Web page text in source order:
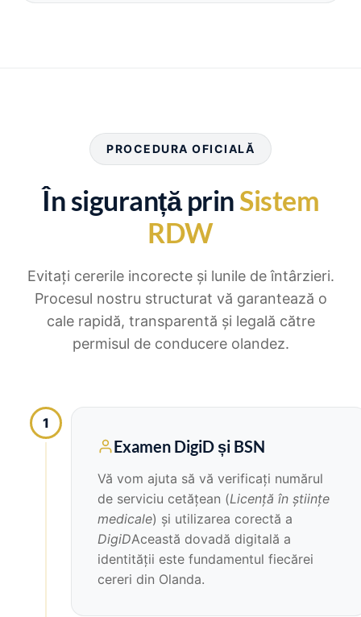
PROCEDURA OFICIALĂ
În siguranță prinSistem
RDW
Evitați cererile incorecte și lunile de întârzieri.
Procesul nostru structurat vă garantează o
cale rapidă, transparentă și legală către
permisul de conducere olandez.
1
Examen DigiD și BSN
Vă vom ajuta să vă verificați numărul
de serviciu cetățean (Licență în științe
medicale) și utilizarea corectă a
DigiDAceastă dovadă digitală a
identității este fundamentul fiecărei
cereri din Olanda.